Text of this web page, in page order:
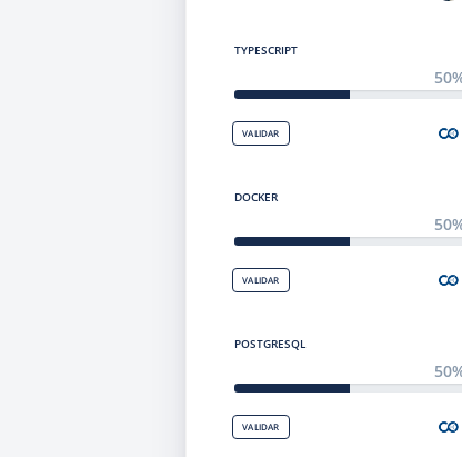
TYPESCRIPT
VALIDAR
DOCKER
VALIDAR
POSTGRESQL
VALIDAR